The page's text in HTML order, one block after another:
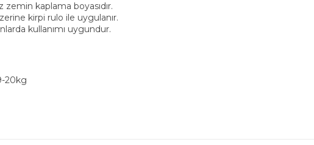
zemin kaplama boyasıdır.
kirpi rulo ile uygulanır.
kullanımı uygundur.
20kg